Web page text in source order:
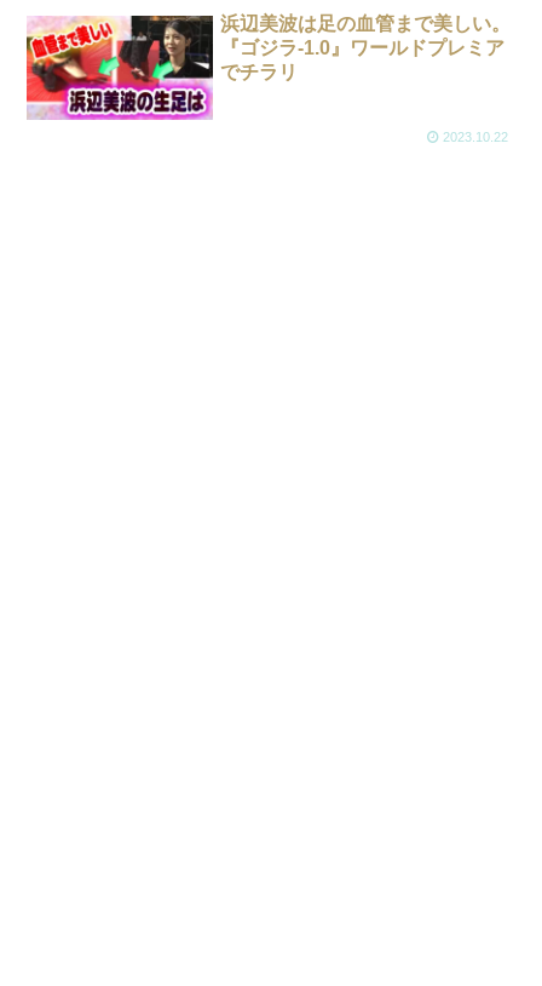
浜辺美波は足の血管まで美しい。
『ゴジラ-1.0』ワールドプレミア
でチラリ
2023.10.22